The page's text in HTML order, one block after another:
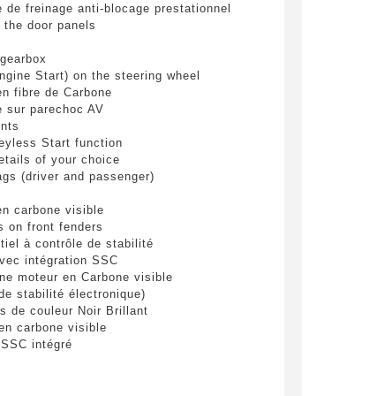
eget
de freinage anti-blocage prestationnel
door panels
Start) on the steering wheel
fibre de Carbone
sur parechoc AV
Start function
of your choice
(driver and passenger)
carbone visible
on front fenders
à contrôle de stabilité
intégration SSC
moteur en Carbone visible
stabilité électronique)
de couleur Noir Brillant
carbone visible
intégré